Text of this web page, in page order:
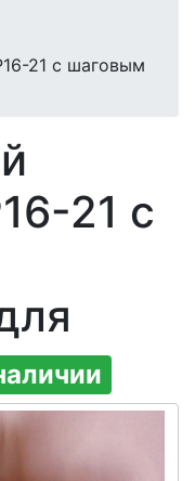
21 с шаговым
21 с